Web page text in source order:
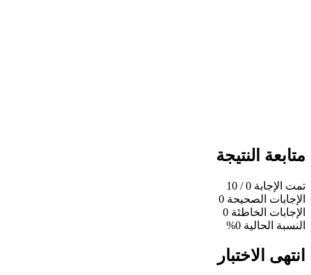
متابعة النتيجة
تمت الإجابة 0
/ 10
الإجابات الصحيحة 0
الإجابات الخاطئة 0
النسبة الحالية 0%
انتهى الاختبار